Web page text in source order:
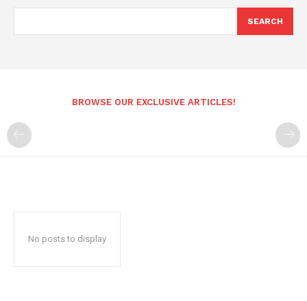
SEARCH
BROWSE OUR EXCLUSIVE ARTICLES!
No posts to display